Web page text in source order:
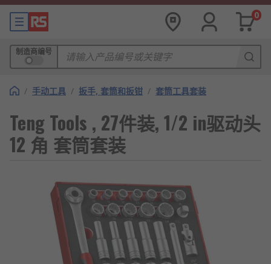
0
制造商编号
/ 手动工具 / 扳手, 套筒和扳钳 / 套筒工具套装
Teng Tools , 27件装, 1/2 in驱动头
12 角 套筒套装